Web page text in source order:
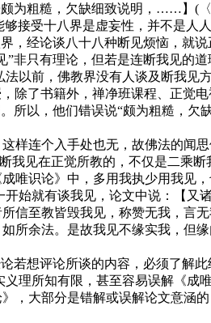
颇为粗糙，欠缺细致说明，……】(
接受十八界是虚妄性，并不是人
，经论谈八十八种断见烦恼，就
非只有理论，但若是连断我见的
以前，佛教界没有人谈及断我见
除了书籍外，禅净班课程、正觉
所以，他们错误说“颇为粗糙，欠
样连个入手处也无，故佛法的闻思
我见在正觉所教的，不仅是二乘
唯识论》中，多用我执少用我见
始就有谈我见，论文中说：【又
信至教皆毁我见，称赞无我，言
所余法。是故我见不缘实我，但
若想评论所谈的内容，必须了解
理所知有限，甚至容易误解《成
，大部分是错解或误解论文意涵